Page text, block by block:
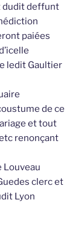
dudit deffunt
paiées
ledit Gaultier
de ce
et tout
renonçant
Louveau
clerc et
Lyon